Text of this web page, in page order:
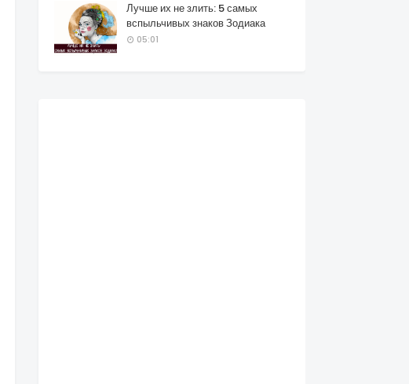
Лучше их не злить: 5 самых
вспыльчивых знаков Зодиака
05:01